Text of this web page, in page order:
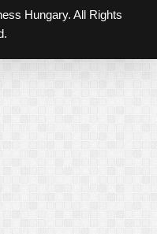
Hungary. All Rights